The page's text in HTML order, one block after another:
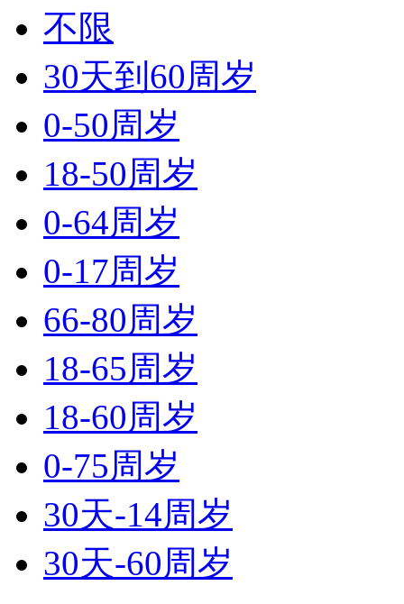
不限
30天到60周岁
0-50周岁
18-50周岁
0-64周岁
0-17周岁
66-80周岁
18-65周岁
18-60周岁
0-75周岁
30天-14周岁
30天-60周岁